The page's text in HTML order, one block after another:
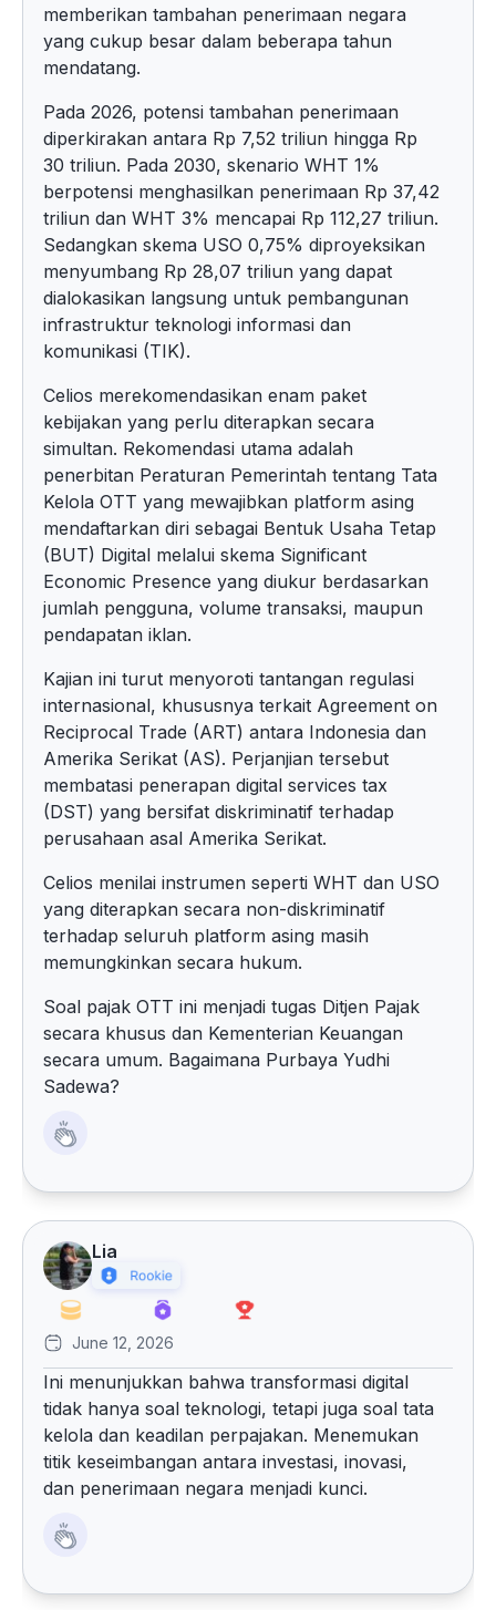
memberikan tambahan penerimaan negara
yang cukup besar dalam beberapa tahun
mendatang.
Pada 2026, potensi tambahan penerimaan
diperkirakan antara Rp 7,52 triliun hingga Rp
30 triliun. Pada 2030, skenario WHT 1%
berpotensi menghasilkan penerimaan Rp 37,42
triliun dan WHT 3% mencapai Rp 112,27 triliun.
Sedangkan skema USO 0,75% diproyeksikan
menyumbang Rp 28,07 triliun yang dapat
dialokasikan langsung untuk pembangunan
infrastruktur teknologi informasi dan
komunikasi (TIK).
Celios merekomendasikan enam paket
kebijakan yang perlu diterapkan secara
simultan. Rekomendasi utama adalah
penerbitan Peraturan Pemerintah tentang Tata
Kelola OTT yang mewajibkan platform asing
mendaftarkan diri sebagai Bentuk Usaha Tetap
(BUT) Digital melalui skema Significant
Economic Presence yang diukur berdasarkan
jumlah pengguna, volume transaksi, maupun
pendapatan iklan.
Kajian ini turut menyoroti tantangan regulasi
internasional, khususnya terkait Agreement on
Reciprocal Trade (ART) antara Indonesia dan
Amerika Serikat (AS). Perjanjian tersebut
membatasi penerapan digital services tax
(DST) yang bersifat diskriminatif terhadap
perusahaan asal Amerika Serikat.
Celios menilai instrumen seperti WHT dan USO
yang diterapkan secara non-diskriminatif
terhadap seluruh platform asing masih
memungkinkan secara hukum.
Soal pajak OTT ini menjadi tugas Ditjen Pajak
secara khusus dan Kementerian Keuangan
secara umum. Bagaimana Purbaya Yudhi
Sadewa?
Lia
June 12, 2026
Ini menunjukkan bahwa transformasi digital
tidak hanya soal teknologi, tetapi juga soal tata
kelola dan keadilan perpajakan. Menemukan
titik keseimbangan antara investasi, inovasi,
dan penerimaan negara menjadi kunci.